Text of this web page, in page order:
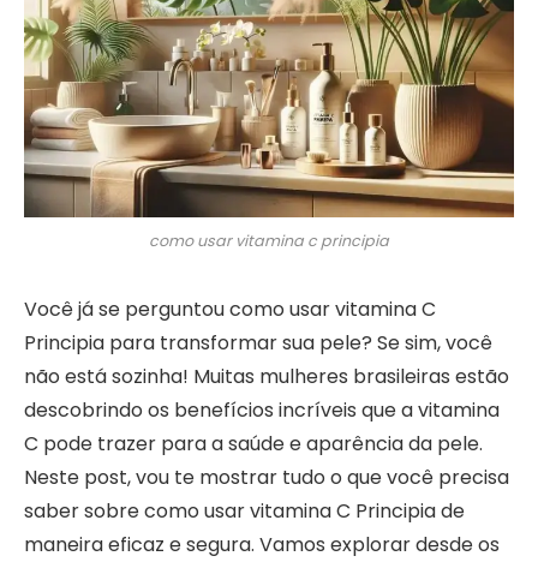
como usar vitamina c principia
Você já se perguntou como usar vitamina C
Principia para transformar sua pele? Se sim, você
não está sozinha! Muitas mulheres brasileiras estão
descobrindo os benefícios incríveis que a vitamina
C pode trazer para a saúde e aparência da pele.
Neste post, vou te mostrar tudo o que você precisa
saber sobre como usar vitamina C Principia de
maneira eficaz e segura. Vamos explorar desde os